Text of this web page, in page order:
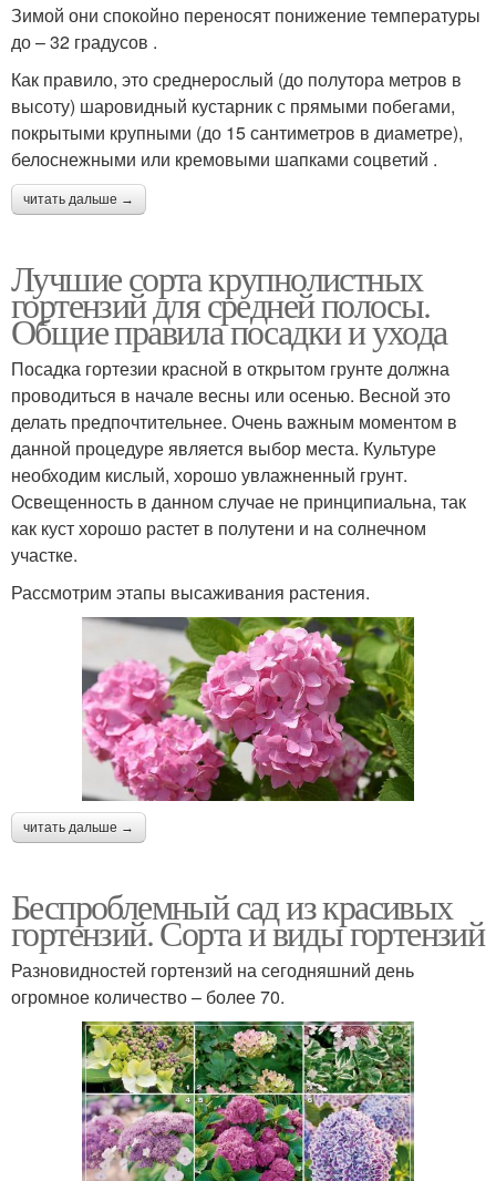
Зимой они спокойно переносят понижение температуры
до – 32 градусов .
Как правило, это среднерослый (до полутора метров в
высоту) шаровидный кустарник с прямыми побегами,
покрытыми крупными (до 15 сантиметров в диаметре),
белоснежными или кремовыми шапками соцветий .
читать дальше →
Лучшие сорта крупнолистных
гортензий для средней полосы.
Общие правила посадки и ухода
Посадка гортезии красной в открытом грунте должна
проводиться в начале весны или осенью. Весной это
делать предпочтительнее. Очень важным моментом в
данной процедуре является выбор места. Культуре
необходим кислый, хорошо увлажненный грунт.
Освещенность в данном случае не принципиальна, так
как куст хорошо растет в полутени и на солнечном
участке.
Рассмотрим этапы высаживания растения.
читать дальше →
Беспроблемный сад из красивых
гортензий. Сорта и виды гортензий
Разновидностей гортензий на сегодняшний день
огромное количество – более 70.